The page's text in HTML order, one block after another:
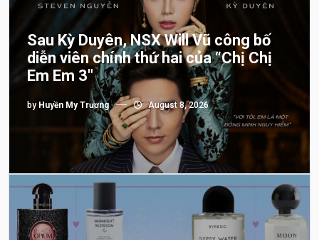
Sau Kỳ Duyên, NSX Will Vũ công bố
diễn viên chính thứ hai của “Chị Chị
Em Em 3″
by Huyền My Trương August 8, 2026